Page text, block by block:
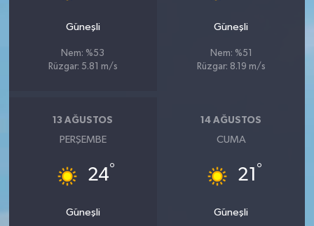
Güneşli
Nem: %53
Rüzgar: 5.81 m/s
Güneşli
Nem: %51
Rüzgar: 8.19 m/s
13 AĞUSTOS
PERŞEMBE
24°
Güneşli
14 AĞUSTOS
CUMA
21 °
Güneşli